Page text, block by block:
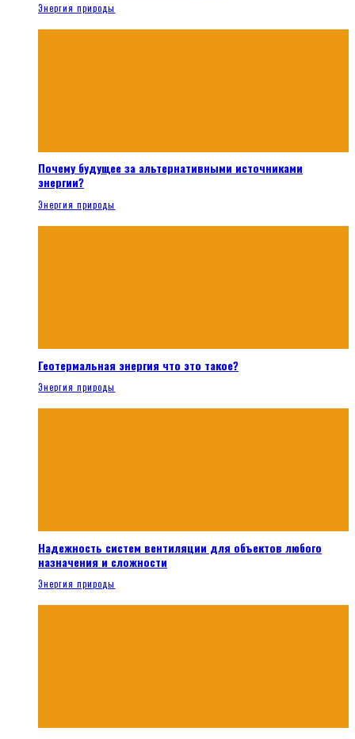
Энергия природы
Почему будущее за альтернативными источниками
энергии?
Энергия природы
Геотермальная энергия что это такое?
Энергия природы
Надежность систем вентиляции для объектов любого
назначения и сложности
Энергия природы